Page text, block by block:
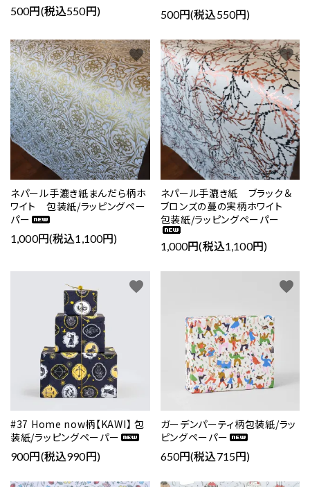
500円(税込550円) 500円(税込550円)
ネパール手漉き紙まんだら柄ホ
ワイト 包装紙/ラッピングペー
パー
1,000円(税込1,100円)
favorite
ネパール手漉き紙 ブラック＆
ブロンズの蔓の実柄ホワイト
包装紙/ラッピングペーパー
1,000円(税込1,100円)
favorite
#37 Home now柄【KAWI】 包
装紙/ラッピングペーパー
900円(税込990円)
favorite
ガーデンパーティ柄包装紙/ラッ
ピングペーパー
650円(税込715円)
favorite